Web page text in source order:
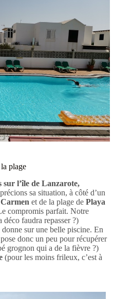
plage
sur l’île de Lanzarote,
sa situation, à côté d’un
et de la plage de Playa
compromis parfait. Notre
déco faudra repasser ?)
sur une belle piscine. En
donc un peu pour récupérer
grognon qui a de la fièvre ?)
(pour les moins frileux, c’est à